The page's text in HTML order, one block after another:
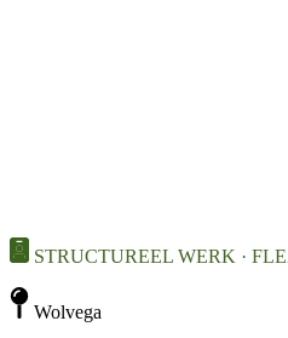
STRUCTUREEL WERK ·
Wolvega